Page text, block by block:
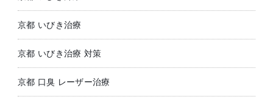
京都 いびき治療
京都 いびき治療 対策
京都 口臭 レーザー治療